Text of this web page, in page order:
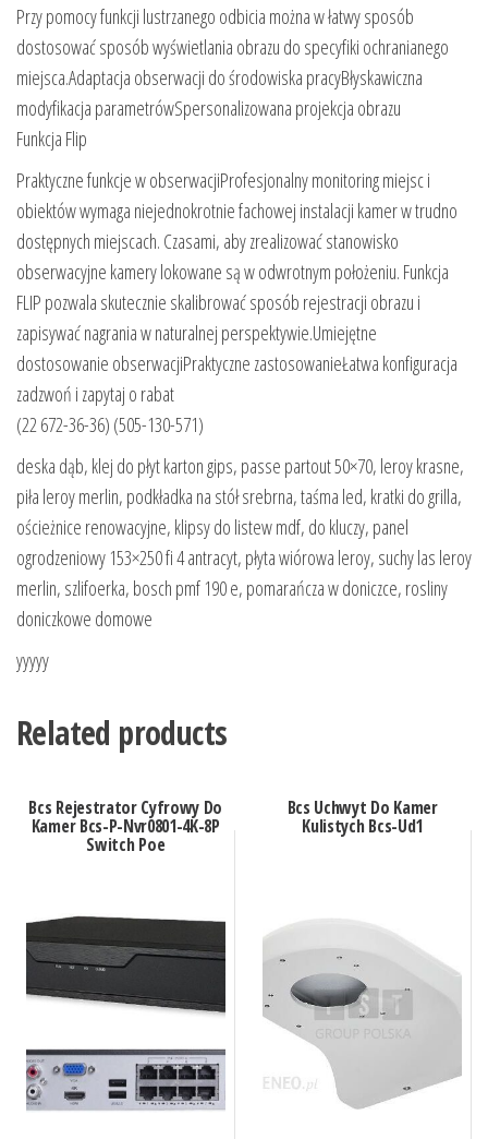
Przy pomocy funkcji lustrzanego odbicia można w łatwy sposób
dostosować sposób wyświetlania obrazu do specyfiki ochranianego
miejsca.Adaptacja obserwacji do środowiska pracyBłyskawiczna
modyfikacja parametrówSpersonalizowana projekcja obrazu
Funkcja Flip
Praktyczne funkcje w obserwacjiProfesjonalny monitoring miejsc i
obiektów wymaga niejednokrotnie fachowej instalacji kamer w trudno
dostępnych miejscach. Czasami, aby zrealizować stanowisko
obserwacyjne kamery lokowane są w odwrotnym położeniu. Funkcja
FLIP pozwala skutecznie skalibrować sposób rejestracji obrazu i
zapisywać nagrania w naturalnej perspektywie.Umiejętne
dostosowanie obserwacjiPraktyczne zastosowanieŁatwa konfiguracja
zadzwoń i zapytaj o rabat
(22 672-36-36) (505-130-571)
deska dąb, klej do płyt karton gips, passe partout 50×70, leroy krasne,
piła leroy merlin, podkładka na stół srebrna, taśma led, kratki do grilla,
ościeżnice renowacyjne, klipsy do listew mdf, do kluczy, panel
ogrodzeniowy 153×250 fi 4 antracyt, płyta wiórowa leroy, suchy las leroy
merlin, szlifoerka, bosch pmf 190 e, pomarańcza w doniczce, rosliny
doniczkowe domowe
yyyyy
Related products
Bcs Rejestrator Cyfrowy Do
Kamer Bcs-P-Nvr0801-4K-8P
Switch Poe
Bcs Uchwyt Do Kamer
Kulistych Bcs-Ud1